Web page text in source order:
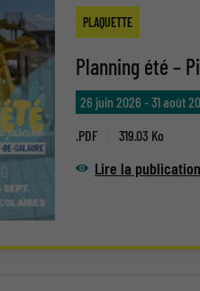
PLAQUETTE
Planning été –
26 juin 2026 -31 août
.PDF
319.03 Ko
Lire la publication